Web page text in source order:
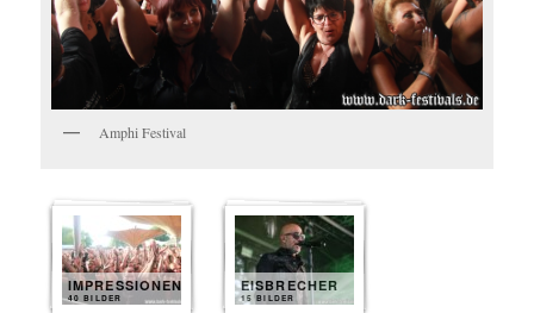
Amphi Festival
IMPRESSIONEN
40 BILDER
EISBRECHER
15 BILDER